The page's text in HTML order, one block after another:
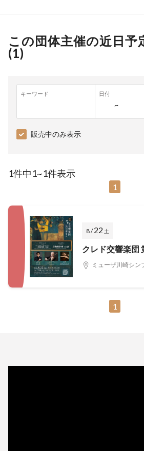
この団体主催の近日予
(1)
キーワード 日付
~
販売中のみ表示
1件中1~1件表示
1
8 /22 土
クレド交響楽団
ミューザ川崎シン
1